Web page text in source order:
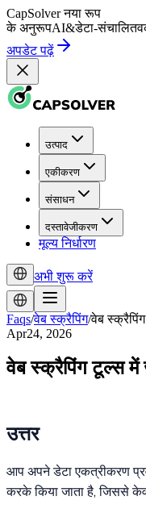
CapSolver नया रूप
के अनुरूपAI&डेटा-संचालित
अपडेट पढ़ें
उत्पाद
एकीकरण
संसाधन
दस्तावेजीकरण
मूल्य निर्धारण
अभी शुरू करें
Faqs/वेब स्क्रैपिंग/वेब
Apr24, 2026
वेब स्क्रैपिंग टूल्स में
उत्तर
आप अपने डेटा एकत्रीकरण
करके किया जाता है, जिससे केवल